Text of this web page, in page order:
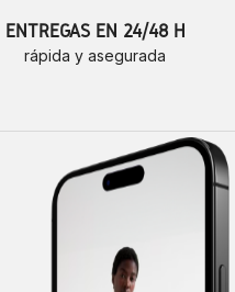
ENTREGAS EN 24/48 H
rápida y asegurada